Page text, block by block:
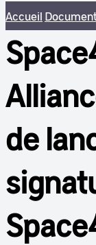
Accueil
de